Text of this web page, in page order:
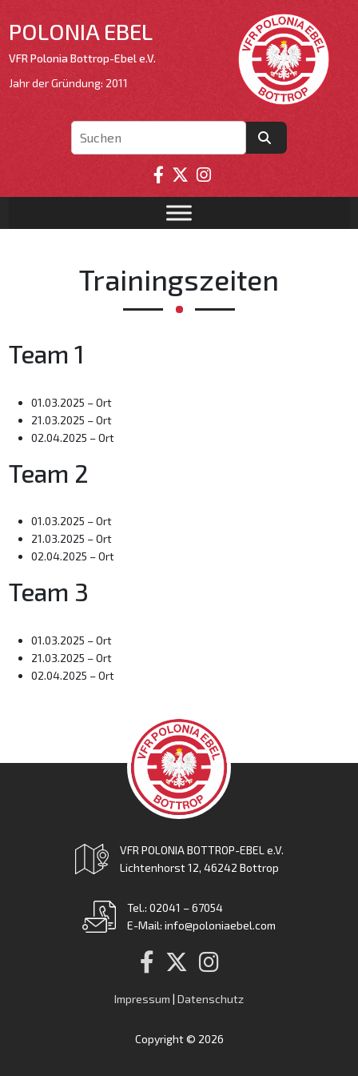
POLONIA EBEL
VFR Polonia Bottrop-Ebel e.V.
Jahr der Gründung: 2011
Trainingszeiten
Team 1
01.03.2025 – Ort
21.03.2025 – Ort
02.04.2025 – Ort
Team 2
01.03.2025 – Ort
21.03.2025 – Ort
02.04.2025 – Ort
Team 3
01.03.2025 – Ort
21.03.2025 – Ort
02.04.2025 – Ort
VFR POLONIA BOTTROP-EBEL e.V.
Lichtenhorst 12, 46242 Bottrop
Tel.: 02041 – 67054
E-Mail: info@poloniaebel.com
Impressum | Datenschutz
Copyright © 2026